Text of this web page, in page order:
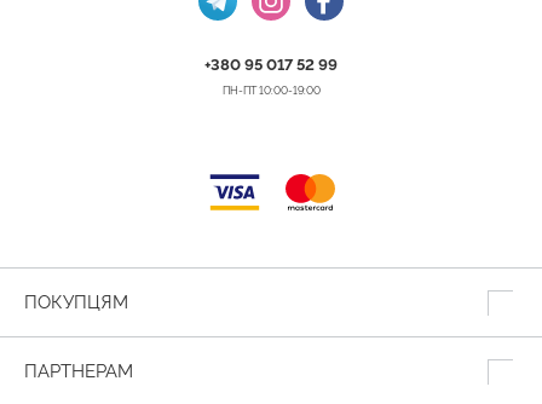
+380 95 017 52 99
ПН-ПТ 10:00-19:00
ПОКУПЦЯМ
ПАРТНЕРАМ